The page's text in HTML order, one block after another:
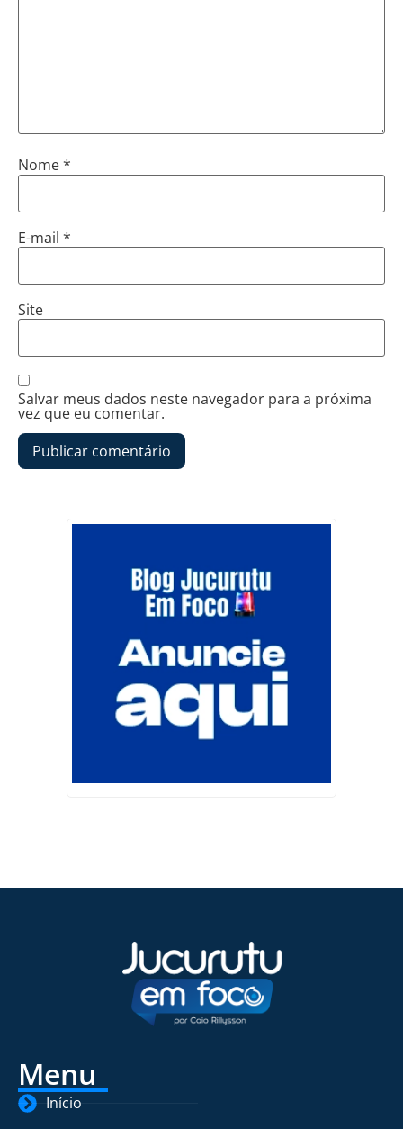
Nome*
E-mail *
Site
Salvar meus dados neste navegador para a próxima
vez que eu comentar.
Menu
Início